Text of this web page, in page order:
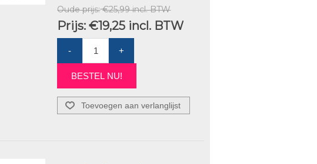
Oude prijs: €25,99 incl. BTW
Prijs: €19,25 incl. BTW
- +
BESTEL NU!
Toevoegen aan verlanglijst